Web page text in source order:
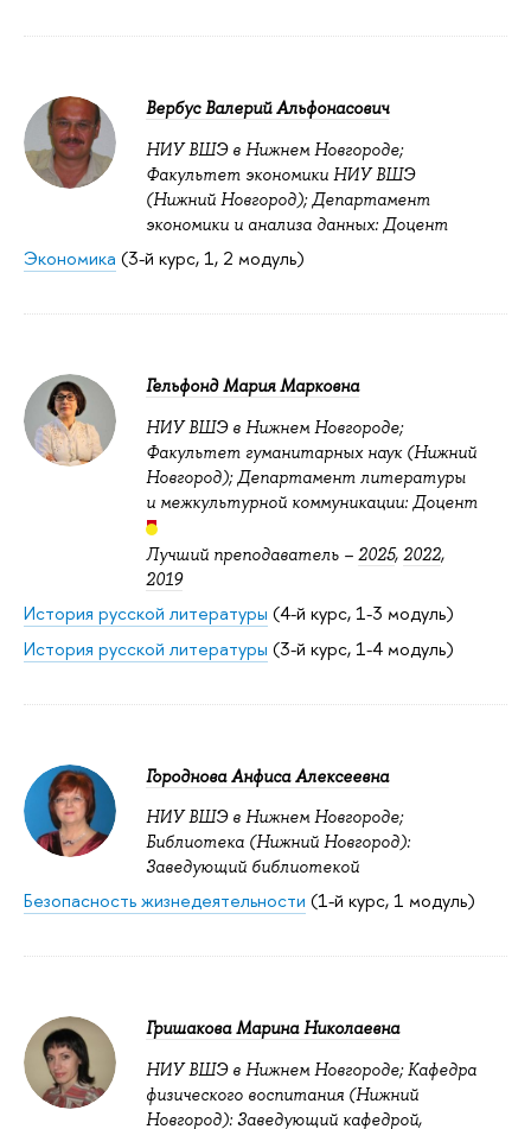
Вербус Валерий Альфонасович
НИУ ВШЭ в Нижнем Новгороде;
Факультет экономики НИУ ВШЭ
(Нижний Новгород); Департамент
экономики и анализа данных: Доцент
Экономика (3-й курс, 1, 2 модуль)
Гельфонд Мария Марковна
НИУ ВШЭ в Нижнем Новгороде;
Факультет гуманитарных наук (Нижний
Новгород); Департамент литературы
и межкультурной коммуникации: Доцент
Лучший преподаватель – 2025, 2022,
2019
История русской литературы (4-й курс, 1-3 модуль)
История русской литературы (3-й курс, 1-4 модуль)
Городнова Анфиса Алексеевна
НИУ ВШЭ в Нижнем Новгороде;
Библиотека (Нижний Новгород):
Заведующий библиотекой
Безопасность жизнедеятельности (1-й курс, 1 модуль)
Гришакова Марина Николаевна
НИУ ВШЭ в Нижнем Новгороде; Кафедра
физического воспитания (Нижний
Новгород): Заведующий кафедрой,